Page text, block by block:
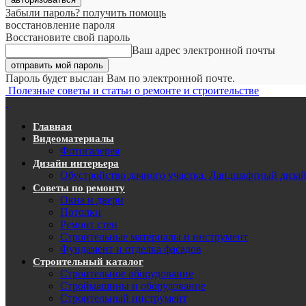
Забыли пароль? получить помощь
восстановление пароля
Восстановите свой пароль
Ваш адрес электронной почты
Пароль будет выслан Вам по электронной почте.
Полезные советы и статьи о ремонте и строительстве
Главная
Видеоматериалы
Фотогалерея
Дизайн интерьера
Обустройство дачного участка. Ландшафтный
Советы по ремонту
Окна и двери
Потолки
Ремонт стен
Строительные материалы и инструмент
Фундамент и отделка фасадов
Строительный каталог
Строительное оборудование
Строймашины и оборудование
Строительный инструмент